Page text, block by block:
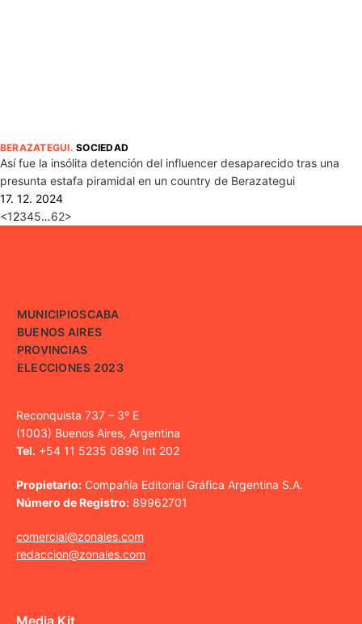
BERAZATEGUI.SOCIEDAD
Así fue la insólita detención del influencer desaparecido tras una
presunta estafa piramidal en un country de Berazategui
17. 12. 2024
<12345…62>
MUNICIPIOSCABA
BUENOS AIRES
PROVINCIAS
ELECCIONES 2023
Reconquista 737 – 3º E
(1003) Buenos Aires, Argentina
Tel. +54 11 5235 0896 Int 202
Propietario: Compañía Editorial Gráfica Argentina S.A.
Número de Registro: 89962701
comercial@zonales.com
redaccion@zonales.com